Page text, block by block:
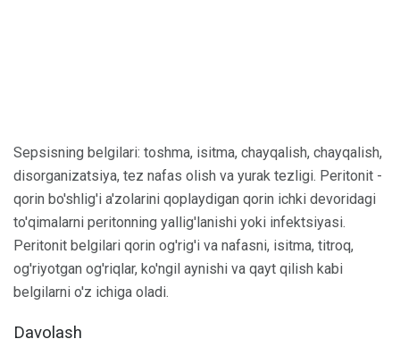
Sepsisning belgilari: toshma, isitma, chayqalish, chayqalish,
disorganizatsiya, tez nafas olish va yurak tezligi. Peritonit -
qorin bo'shlig'i a'zolarini qoplaydigan qorin ichki devoridagi
to'qimalarni peritonning yallig'lanishi yoki infektsiyasi.
Peritonit belgilari qorin og'rig'i va nafasni, isitma, titroq,
og'riyotgan og'riqlar, ko'ngil aynishi va qayt qilish kabi
belgilarni o'z ichiga oladi.
Davolash